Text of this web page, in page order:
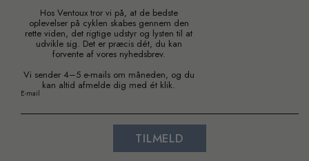
Hos Ventoux tror vi på, at de bedste
oplevelser på cyklen skabes gennem den
rette viden, det rigtige udstyr og lysten til at
udvikle sig. Det er præcis dét, du kan
forvente af vores nyhedsbrev.
Vi sender 4–5 e-mails om måneden, og du
kan altid afmelde dig med ét klik.
E-mail